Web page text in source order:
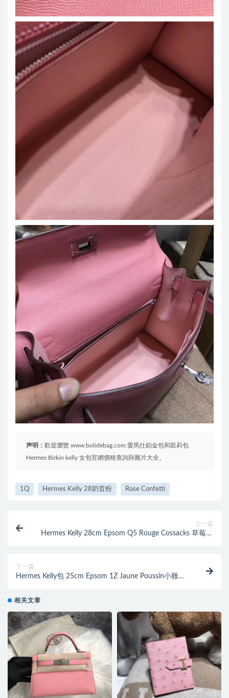
声明： 歡迎瀏覽 www.bolidebag.com 愛馬仕鉑金包和凱莉包
Hermes Birkin kelly 女包官網價格查詢與圖片大全。
1Q Hermes Kelly 28奶昔粉 Rose Confetti
上一篇
Hermes Kelly 28cm Epsom Q5 Rouge Cossacks 草莓红
下一篇
Hermes Kelly包 25cm Epsom 1Z Jaune Poussin小雞黃
相关文章